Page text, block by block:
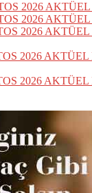
2026
2026
2026
2026
2026